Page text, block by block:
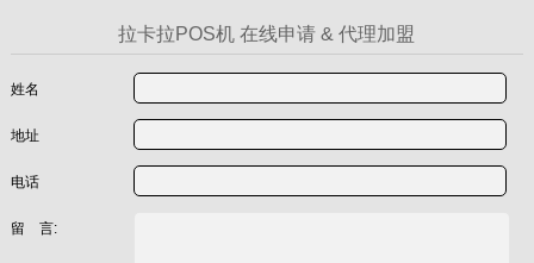
拉卡拉POS机 在线申请 & 代理加盟
姓名
地址
电话
留 言: